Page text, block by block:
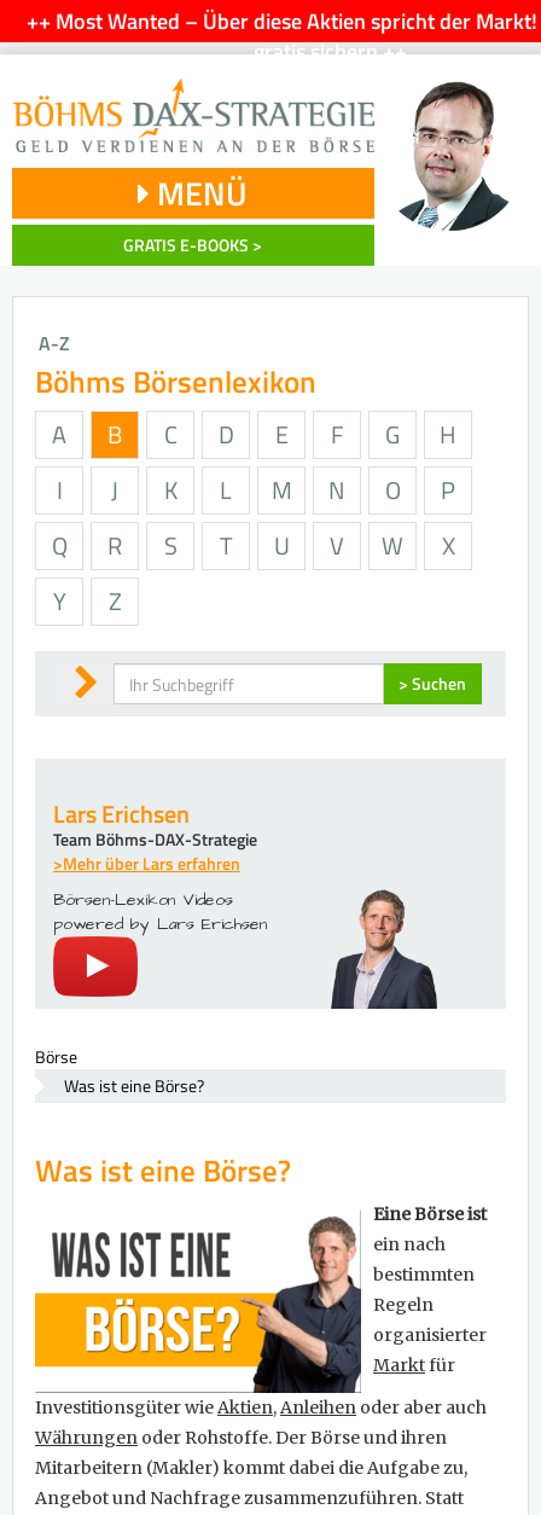
++ Most Wanted – Über diese Aktien spricht der
gratis sichern ++
MENÜ
GRATIS E-BOOKS >
A-Z
Böhms Börsenlexikon
A B C D E F G
H
I
J K L M N O
P
Q
R S T U V W
X
Y
Z
Suchen > Suchen
Lars Erichsen
Team Böhms-DAX-Strategie
>Mehr über Lars erfahren
Börsen-Lexikon Videos
powered by Lars Erichsen
Börse
Was ist eine Börse?
Was ist eine Börse?
Eine Börse ist
ein nach
bestimmten
Regeln
organisierter
Marktfür
Investitionsgüter wieAktien,Anleihen oder aber auch
Währungen oder Rohstoffe. Der Börse und ihren
Mitarbeitern (Makler) kommt dabei die Aufgabe zu,
Angebot und Nachfrage zusammenzuführen. Statt